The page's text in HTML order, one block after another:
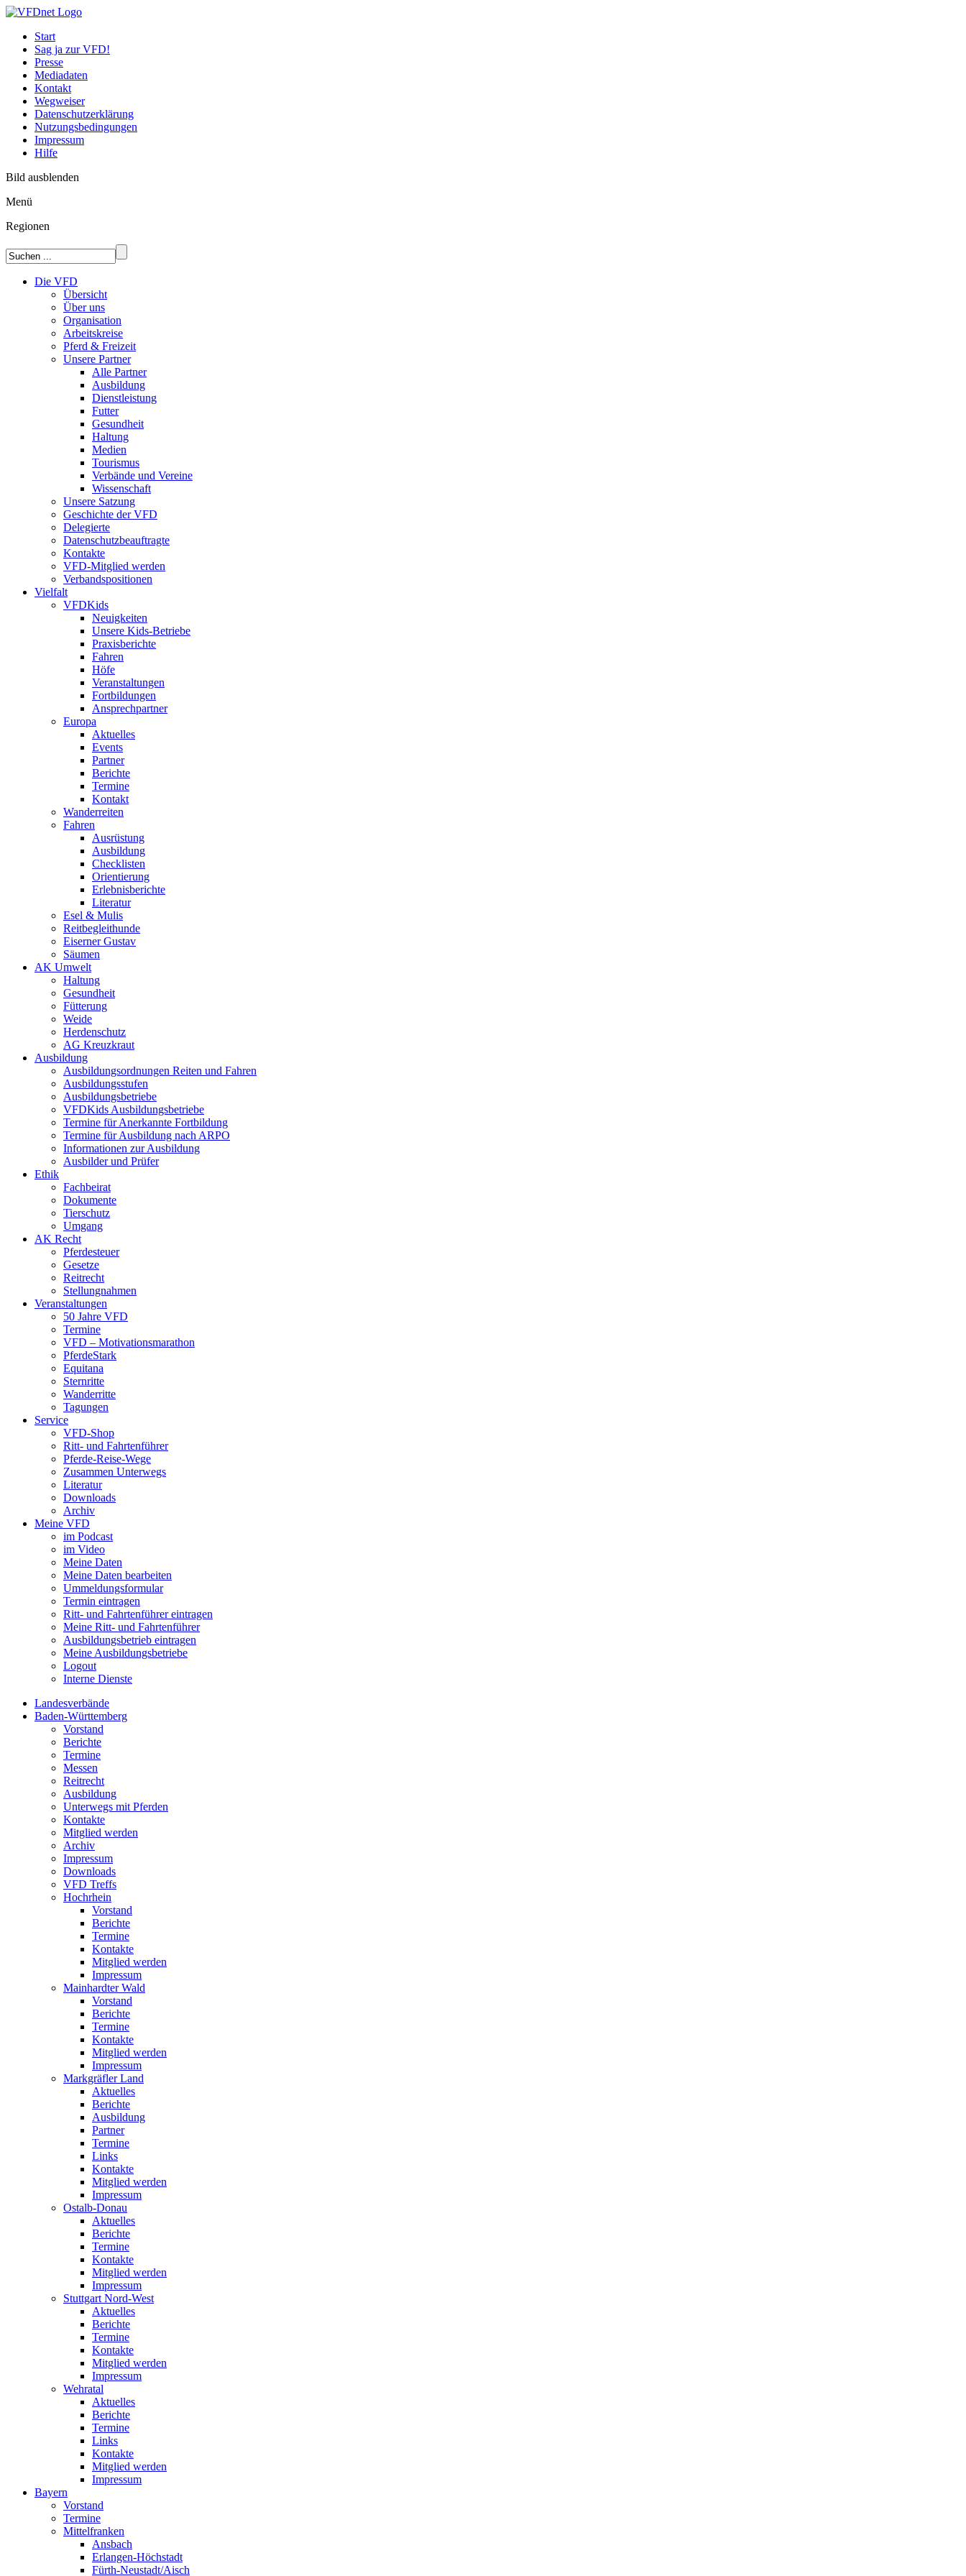
Start
Sag ja zur VFD!
Presse
Mediadaten
Kontakt
Wegweiser
Datenschutzerklärung
Nutzungsbedingungen
Impressum
Hilfe
Bild ausblenden
Menü
Regionen
Die VFD
Übersicht
Über uns
Organisation
Arbeitskreise
Pferd & Freizeit
Unsere Partner
Alle Partner
Ausbildung
Dienstleistung
Futter
Gesundheit
Haltung
Medien
Tourismus
Verbände und Vereine
Wissenschaft
Unsere Satzung
Geschichte der VFD
Delegierte
Datenschutzbeauftragte
Kontakte
VFD-Mitglied werden
Verbandspositionen
Vielfalt
VFDKids
Neuigkeiten
Unsere Kids-Betriebe
Praxisberichte
Fahren
Höfe
Veranstaltungen
Fortbildungen
Ansprechpartner
Europa
Aktuelles
Events
Partner
Berichte
Termine
Kontakt
Wanderreiten
Fahren
Ausrüstung
Ausbildung
Checklisten
Orientierung
Erlebnisberichte
Literatur
Esel & Mulis
Reitbegleithunde
Eiserner Gustav
Säumen
AK Umwelt
Haltung
Gesundheit
Fütterung
Weide
Herdenschutz
AG Kreuzkraut
Ausbildung
Ausbildungsordnungen Reiten und Fahren
Ausbildungsstufen
Ausbildungsbetriebe
VFDKids Ausbildungsbetriebe
Termine für Anerkannte Fortbildung
Termine für Ausbildung nach ARPO
Informationen zur Ausbildung
Ausbilder und Prüfer
Ethik
Fachbeirat
Dokumente
Tierschutz
Umgang
AK Recht
Pferdesteuer
Gesetze
Reitrecht
Stellungnahmen
Veranstaltungen
50 Jahre VFD
Termine
VFD – Motivationsmarathon
PferdeStark
Equitana
Sternritte
Wanderritte
Tagungen
Service
VFD-Shop
Ritt- und Fahrtenführer
Pferde-Reise-Wege
Zusammen Unterwegs
Literatur
Downloads
Archiv
Meine VFD
im Podcast
im Video
Meine Daten
Meine Daten bearbeiten
Ummeldungsformular
Termin eintragen
Ritt- und Fahrtenführer eintragen
Meine Ritt- und Fahrtenführer
Ausbildungsbetrieb eintragen
Meine Ausbildungsbetriebe
Logout
Interne Dienste
Landesverbände
Baden-Württemberg
Vorstand
Berichte
Termine
Messen
Reitrecht
Ausbildung
Unterwegs mit Pferden
Kontakte
Mitglied werden
Archiv
Impressum
Downloads
VFD Treffs
Hochrhein
Vorstand
Berichte
Termine
Kontakte
Mitglied werden
Impressum
Mainhardter Wald
Vorstand
Berichte
Termine
Kontakte
Mitglied werden
Impressum
Markgräfler Land
Aktuelles
Berichte
Ausbildung
Partner
Termine
Links
Kontakte
Mitglied werden
Impressum
Ostalb-Donau
Aktuelles
Berichte
Termine
Kontakte
Mitglied werden
Impressum
Stuttgart Nord-West
Aktuelles
Berichte
Termine
Kontakte
Mitglied werden
Impressum
Wehratal
Aktuelles
Berichte
Termine
Links
Kontakte
Mitglied werden
Impressum
Bayern
Vorstand
Termine
Mittelfranken
Ansbach
Erlangen-Höchstadt
Fürth-Neustadt/Aisch